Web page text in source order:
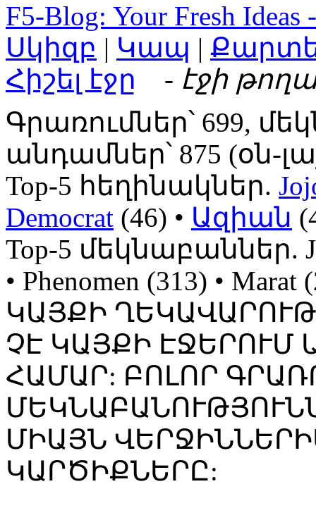
F5-Blog: Your Fresh Ideas
Սկիզբ | Կապ |
Հիշել էջը
- էջի
Գրառումներ՝ 699,
անդամներ՝ 875 (օն-
Top-5 հեղինակներ.
Democrat (46) • Ազիան
Top-5 մեկնաբաններ.
• Phenomen (313) •
ԿԱՅՔԻ
ՉԷ ԿԱՅՔԻ
ՀԱՄԱՐ: ԲՈԼՈՐ
ՄԻԱՅՆ
ԿԱՐԾԻՔՆԵՐԸ: